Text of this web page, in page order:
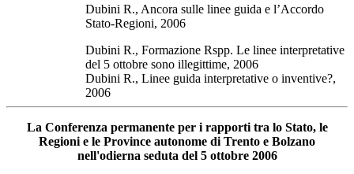
Dubini R., Ancora sulle linee guida e l’Accordo
Stato-Regioni, 2006
Dubini R., Formazione Rspp. Le linee interpretative
del 5 ottobre sono illegittime, 2006
Dubini R., Linee guida interpretative o inventive?,
2006
La Conferenza permanente per i rapporti tra lo Stato, le
Regioni e le Province autonome di Trento e Bolzano
nell'odierna seduta del 5 ottobre 2006